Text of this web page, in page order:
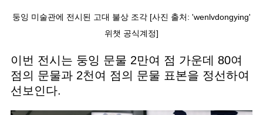
둥잉 미술관에 전시된 고대 불상 조각 [사진 출처: 'wenlvdongying'
위챗 공식계정]
이번 전시는 둥잉 문물 2만여 점 가운데 80여
점의 문물과 2천여 점의 문물 표본을 정선하여
선보인다.